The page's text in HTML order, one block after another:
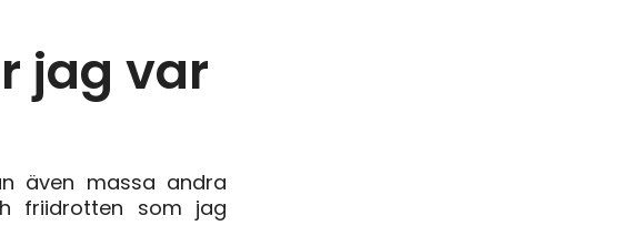
jag var
även massa andra
friidrotten som jag